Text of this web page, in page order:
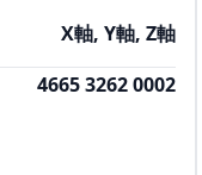
X軸, Y軸, Z軸
4665 3262 0002